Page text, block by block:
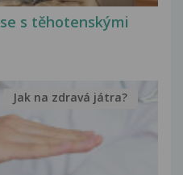
s těhotenskými
Jak na zdravá játra?